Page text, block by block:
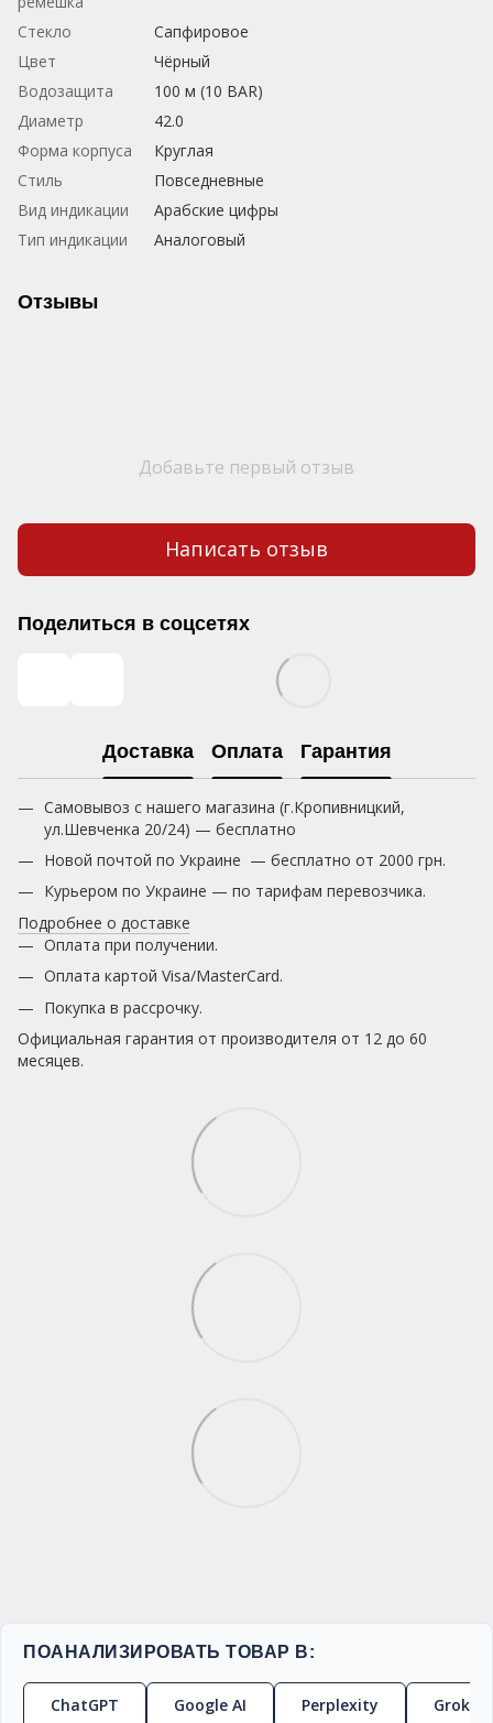
Стекло
Сапфировое
Цвет
Чёрный
Водозащита
100 м (10 BAR)
Диаметр
42.0
Форма корпуса
Круглая
Стиль
Повседневные
Вид индикации
Арабские цифры
Тип индикации
Аналоговый
Отзывы
Добавьте первый отзыв
Написать отзыв
Поделиться в соцсетях
Доставка Оплата Гарантия
Самовывоз с нашего магазина (г.Кропивницкий,
ул.Шевченка 20/24) — бесплатно
Новой почтой по Украине — бесплатно от 2000 грн.
Курьером по Украине — по тарифам перевозчика.
Подробнее о доставке
Оплата при получении.
Оплата картой Visa/MasterCard.
Покупка в рассрочку.
Официальная гарантия от производителя от 12 до 60
месяцев.
ПОАНАЛИЗИРОВАТЬ ТОВАР В:
ChatGPT Google AI Perplexity Grok